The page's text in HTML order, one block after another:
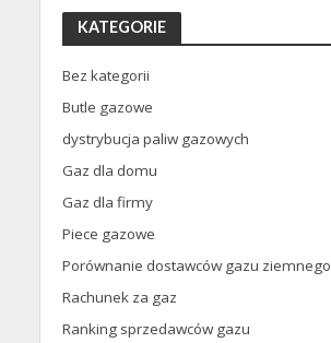
KATEGORIE
Bez kategorii
Butle gazowe
dystrybucja paliw gazowych
Gaz dla domu
Gaz dla firmy
Piece gazowe
Porównanie dostawców gazu ziemnego
Rachunek za gaz
Ranking sprzedawców gazu